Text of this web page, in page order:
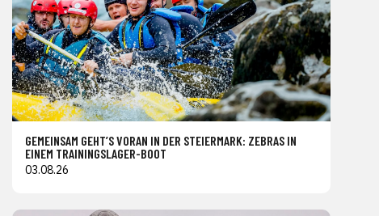
GEMEINSAM GEHT’S VORAN IN DER STEIERMARK: ZEBRAS IN
EINEM TRAININGSLAGER-BOOT
03.08.26